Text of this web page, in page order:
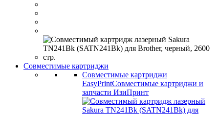
Совместимые картриджи
Совместимые картриджи
EasyPrintСовместимые картриджи и
запчасти ИзиПринт